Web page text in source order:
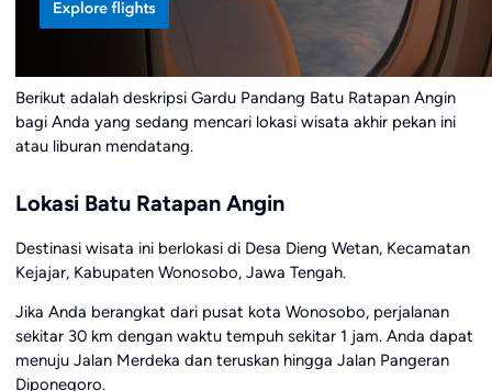
Berikut adalah deskripsi Gardu Pandang Batu Ratapan Angin
bagi Anda yang sedang mencari lokasi wisata akhir pekan ini
atau liburan mendatang.
Lokasi Batu Ratapan Angin
Destinasi wisata ini berlokasi di Desa Dieng Wetan, Kecamatan
Kejajar, Kabupaten Wonosobo, Jawa Tengah.
Jika Anda berangkat dari pusat kota Wonosobo, perjalanan
sekitar 30 km dengan waktu tempuh sekitar 1 jam. Anda dapat
menuju Jalan Merdeka dan teruskan hingga Jalan Pangeran
Diponegoro.